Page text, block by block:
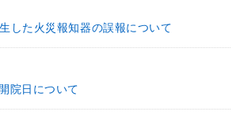
した火災報知器の誤報について
院日について